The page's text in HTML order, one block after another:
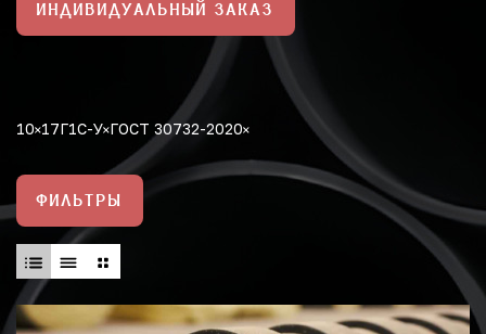
ИНДИВИДУАЛЬНЫЙ ЗАКАЗ
10 17Г1С-У ГОСТ 30732-2020
ФИЛЬТРЫ